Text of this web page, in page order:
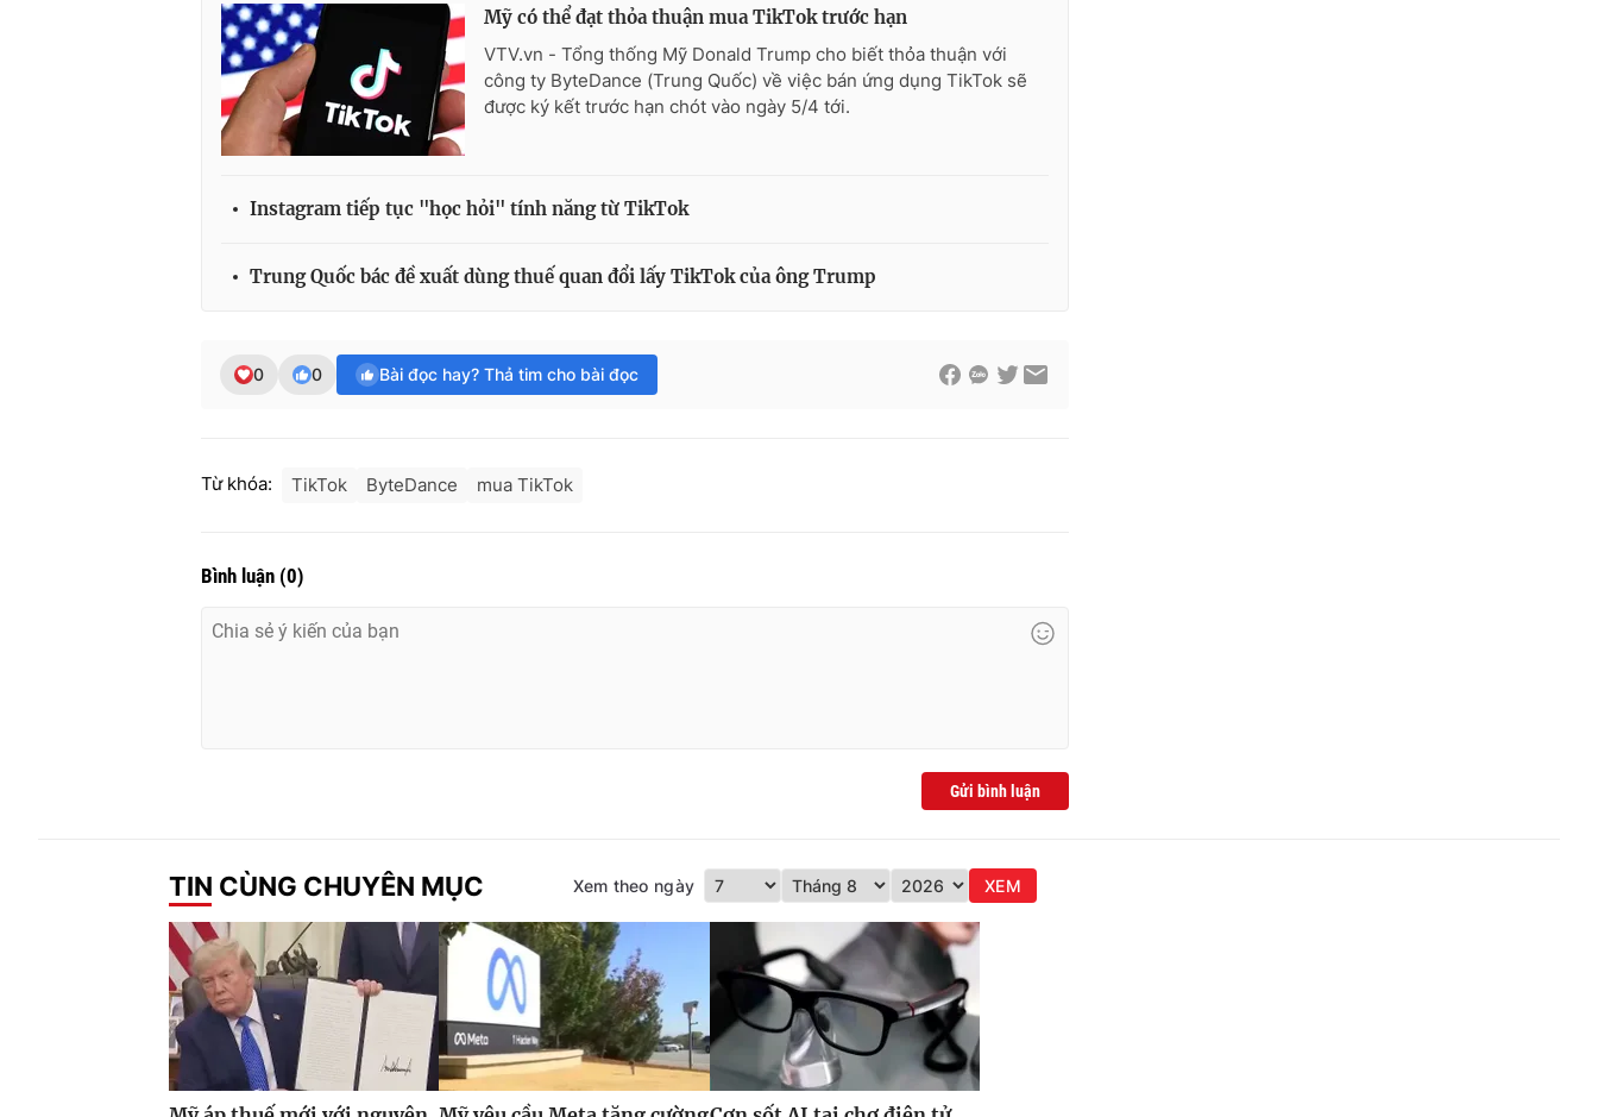
Mỹ có thể đạt thỏa thuận mua TikTok trước hạn
VTV.vn - Tổng thống Mỹ Donald Trump cho biết thỏa thuận với
công ty ByteDance (Trung Quốc) về việc bán ứng dụng TikTok sẽ
được ký kết trước hạn chót vào ngày 5/4 tới.
Instagram tiếp tục "học hỏi" tính năng từ TikTok
Trung Quốc bác đề xuất dùng thuế quan đổi lấy TikTok của ông Trump
0 0 Bài đọc hay? Thả tim cho bài đọc
Từ khóa: TikTok ByteDance mua TikTok
Bình luận (0)
Gửi bình luận
TIN CÙNG CHUYÊN MỤC Xem theo ngày XEM